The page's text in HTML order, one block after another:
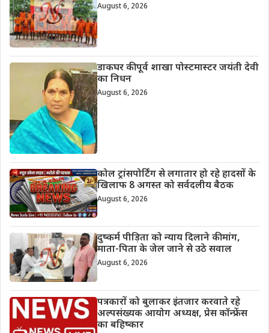
August 6, 2026
डाकघर की पूर्व शाखा पोस्टमास्टर जयंती देवी
का निधन
August 6, 2026
कोल ट्रांसपोर्टिंग से लगातार हो रहे हादसों के
खिलाफ 8 अगस्त को सर्वदलीय बैठक
August 6, 2026
दुष्कर्म पीड़िता को न्याय दिलाने की मांग,
माता-पिता के जेल जाने से उठे सवाल
August 6, 2026
पत्रकारों को बुलाकर इंतजार करवाते रहे
अल्पसंख्यक आयोग अध्यक्ष, प्रेस कॉन्फ्रेंस
का बहिष्कार